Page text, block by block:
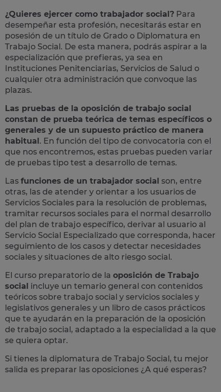
¿Quieres ejercer como trabajador social? Para
desempeñar esta profesión, necesitarás estar en
posesión de un título de Grado o Diplomatura en
Trabajo Social. De esta manera, podrás aspirar a la
especialización que prefieras, ya sea en
Instituciones Penitenciarias, Servicios de Salud o
cualquier otra administración que convoque las
plazas.
Las pruebas de la oposición de trabajo social
constan de prueba teórica de temas específicos o
generales y de un supuesto práctico de manera
habitual. En función del tipo de convocatoria con el
que nos encontremos, estas pruebas pueden variar
de pruebas tipo test a desarrollo de temas.
Las funciones de un trabajador social son, entre
otras, las de atender y orientar a los usuarios de
Servicios Sociales para la resolución de problemas,
tramitar recursos sociales para el normal desarrollo
del plan de trabajo específico, derivar al usuario al
Servicio Social Especializado que corresponda, hacer
seguimiento de los casos y detectar necesidades
sociales y situaciones de alto riesgo social.
El curso preparatorio de la oposición de Trabajo
social incluye un temario general con contenidos
teóricos sobre trabajo social y servicios sociales y
legislativos generales y un libro de casos prácticos
que te ayudarán en la preparación de la oposición
de trabajo social, adaptado a la especialidad a la que
se quiera optar.
Si tienes la diplomatura de Trabajo Social, tu mejor
salida es preparar las oposiciones ¿A qué esperas?